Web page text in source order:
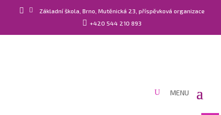
  Základní škola, Brno, Mutěnická 23, příspěvková organizace
 +420 544 210 893